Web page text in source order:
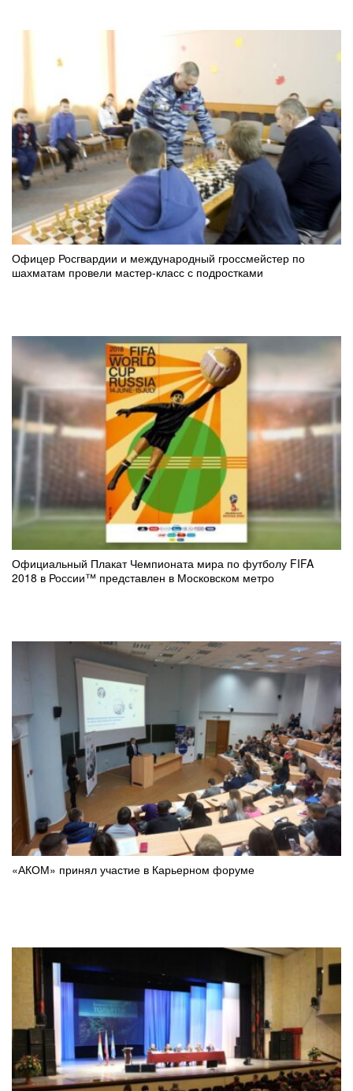
Офицер Росгвардии и международный гроссмейстер по
шахматам провели мастер-класс с подростками
Официальный Плакат Чемпионата мира по футболу FIFA
2018 в России™ представлен в Московском метро
«АКОМ» принял участие в Карьерном форуме